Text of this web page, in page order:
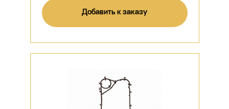
Добавить к заказу